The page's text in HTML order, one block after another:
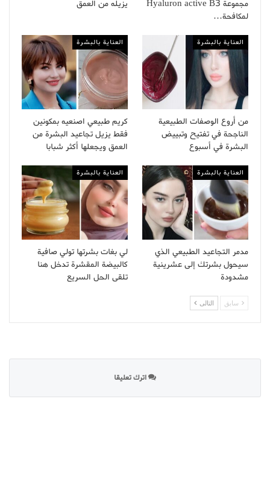
مجموعة Hyaluron active B3
لمكافحة…
يزيله من العمق
العناية بالبشرة
من أروع الوصفات الطبيعية
الناجحة في تفتيح وتبييض
البشرة في أسبوع
العناية بالبشرة
كريم طبيعي اصنعيه بمكونين
فقط يزيل تجاعيد البشرة من
العمق ويجعلها أكثر شبابا
العناية بالبشرة
مدمر التجاعيد الطبيعي الذي
سيحول بشرتك إلى عشرينية
مشدودة
العناية بالبشرة
لي بغات بشرتها تولي صافية
كالبيضة المقشرة تدخل هنا
تلقى الحل السريع
سابق التالى
اترك تعليقا